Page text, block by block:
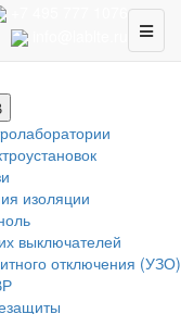
В
изоляции
выключателей
отключения (УЗО)